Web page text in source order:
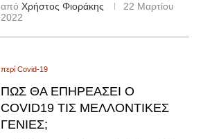
από Χρήστος Φιοράκης
22 Μαρτίου
2022
περί Covid-19
ΠΏΣ ΘΑ ΕΠΗΡΕΆΣΕΙ Ο
COVID19 ΤΙΣ ΜΕΛΛΟΝΤΙΚΈΣ
ΓΕΝΙΈΣ;